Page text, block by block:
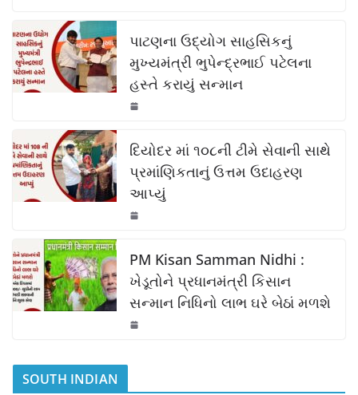
k
c
e
b
o
o
k
at
s
A
p
p
y
Li
n
k
e
પાટણના ઉદ્યોગ સાહસિકનું
મુખ્યમંત્રી ભુપેન્દ્રભાઈ પટેલના
હસ્તે કરાયું સન્માન
દિયોદર માં ૧૦૮ની ટીમે સેવાની સાથે
પ્રમાંણિકતાનું ઉત્તમ ઉદાહરણ
આપ્યું
PM Kisan Samman Nidhi :
ખેડૂતોને પ્રધાનમંત્રી કિસાન
સન્માન નિધિનો લાભ ઘરે બેઠાં મળશે
SOUTH INDIAN